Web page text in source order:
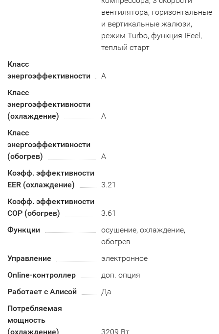
вентилятора, горизонтальные
и вертикальные жалюзи,
режим Turbo, функция IFeel,
теплый старт
Класс
энергоэффективности
A
Класс
энергоэффективности
(охлаждение)
А
Класс
энергоэффективности
(обогрев)
A
Коэфф. эффективности
EER (охлаждение)
3.21
Коэфф. эффективности
COP (обогрев)
3.61
Функции
осушение, охлаждение,
обогрев
Управление
электронное
Online-контроллер
доп. опция
Работает с Алисой
Да
Потребляемая
мощность
(охлаждение)
3209 Вт